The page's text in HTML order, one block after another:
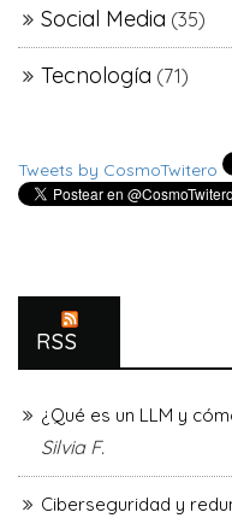
Social Media (35)
Tecnología (71)
Tweets by CosmoTwitero
RSS
¿Qué es un LLM y
Silvia F.
Ciberseguridad y